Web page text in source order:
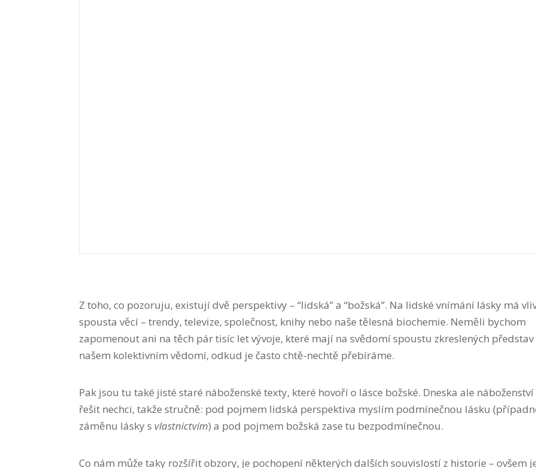
Z toho, co pozoruju, existují dvě perspektivy – “lidská” a “božská”. Na lidské vnímání lásky má
spousta věcí – trendy, televize, společnost, knihy nebo naše tělesná biochemie. Neměli bychom
zapomenout ani na těch pár tisíc let vývoje, které mají na svědomí spoustu zkreslených představ
našem kolektivním vědomí, odkud je často chtě-nechtě přebíráme.
Pak jsou tu také jisté staré náboženské texty, které hovoří o lásce božské. Dneska ale náboženství
řešit nechci, takže stručně: pod pojmem lidská perspektiva myslím podmínečnou lásku
záměnu lásky s vlastnictvím) a pod pojmem božská zase tu bezpodmínečnou.
Co nám může taky rozšířit obzory, je pochopení některých dalších souvislostí z historie – ovšem